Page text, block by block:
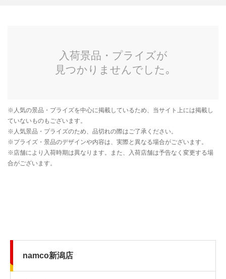
namco新潟店